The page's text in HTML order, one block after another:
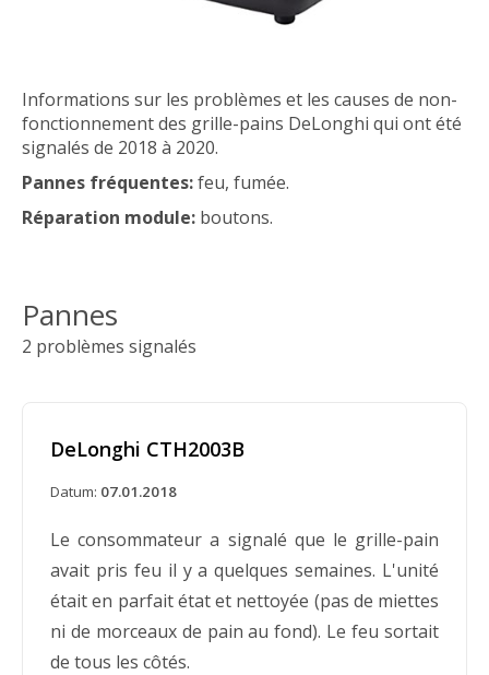
Informations sur les problèmes et les causes de non-
fonctionnement des grille-pains DeLonghi qui ont été
signalés de 2018 à 2020.
Pannes fréquentes:feu, fumée.
Réparation module: boutons.
Pannes
2 problèmes signalés
DeLonghi CTH2003B
Datum: 07.01.2018
Le consommateur a signalé que le grille-pain
avait pris feu il y a quelques semaines. L'unité
était en parfait état et nettoyée (pas de miettes
ni de morceaux de pain au fond). Le feu sortait
de tous les côtés.